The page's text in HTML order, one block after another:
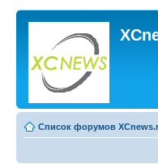
Список форумов